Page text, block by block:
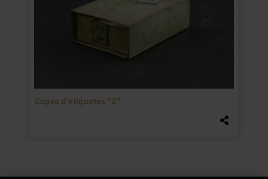
Capsa d’etiquetes “2”